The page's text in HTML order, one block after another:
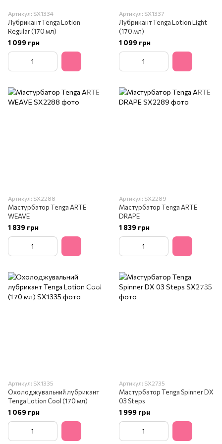
Артикул: SX1334
Лубрикант Tenga Lotion
Regular (170 мл)
1 099 грн
Артикул: SX1337
Лубрикант Tenga Lotion Light
(170 мл)
1 099 грн
Артикул: SX2288
Мастурбатор Tenga ARTE
WEAVE
1 839 грн
Артикул: SX2289
Мастурбатор Tenga ARTE
DRAPE
1 839 грн
Артикул: SX1335
Охолоджувальний лубрикант
Tenga Lotion Cool (170 мл)
1 069 грн
Артикул: SX2735
Мастурбатор Tenga Spinner DX
03 Steps
1 999 грн